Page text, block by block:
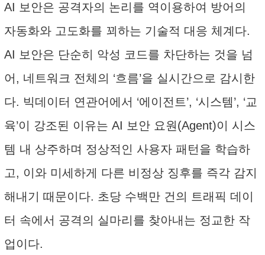
AI 보안은 공격자의 논리를 역이용하여 방어의
자동화와 고도화를 꾀하는 기술적 대응 체계다.
AI 보안은 단순히 악성 코드를 차단하는 것을 넘
어, 네트워크 전체의 ‘흐름’을 실시간으로 감시한
다. 빅데이터 연관어에서 ‘에이전트’, ‘시스템’, ‘교
육’이 강조된 이유는 AI 보안 요원(Agent)이 시스
템 내 상주하며 정상적인 사용자 패턴을 학습하
고, 이와 미세하게 다른 비정상 징후를 즉각 감지
해내기 때문이다. 초당 수백만 건의 트래픽 데이
터 속에서 공격의 실마리를 찾아내는 정교한 작
업이다.